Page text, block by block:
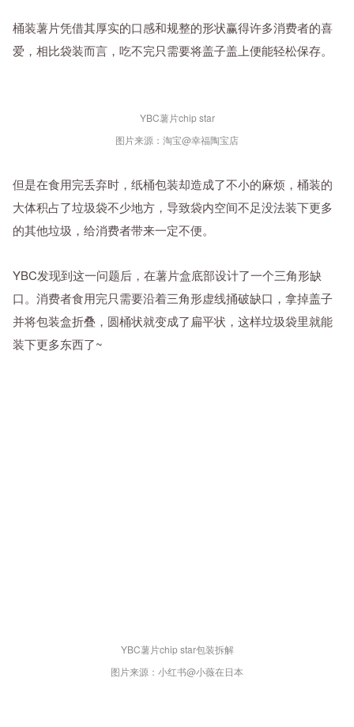
桶装薯片凭借其厚实的口感和规整的形状赢得许多消费者的喜
爱，相比袋装而言，吃不完只需要将盖子盖上便能轻松保存。
YBC薯片chip star
图片来源：淘宝@幸福陶宝店
但是在食用完丢弃时，纸桶包装却造成了不小的麻烦，桶装的
大体积占了垃圾袋不少地方，导致袋内空间不足没法装下更多
的其他垃圾，给消费者带来一定不便。
YBC发现到这一问题后，在薯片盒底部设计了一个三角形缺
口。消费者食用完只需要沿着三角形虚线捅破缺口，拿掉盖子
并将包装盒折叠，圆桶状就变成了扁平状，这样垃圾袋里就能
装下更多东西了~
YBC薯片chip star包装拆解
图片来源：小红书@小薇在日本